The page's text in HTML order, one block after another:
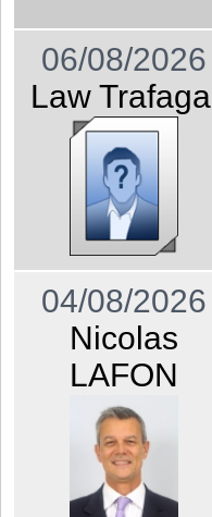
06/08/2026
Law Trafagal
04/08/2026
Nicolas
LAFON